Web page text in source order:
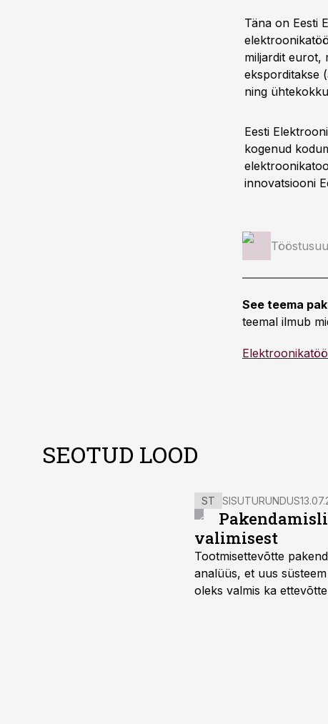
Täna on Eesti
miljardit eurot,
eksporditakse
ning
Eesti
kogenud
innovatsiooni
See teema
teemal ilmub
SEOTUD LOOD
ST SISUTURUNDUS
valimisest
Tootmisettevõtte
analüüs, et uus
oleks valmis ka